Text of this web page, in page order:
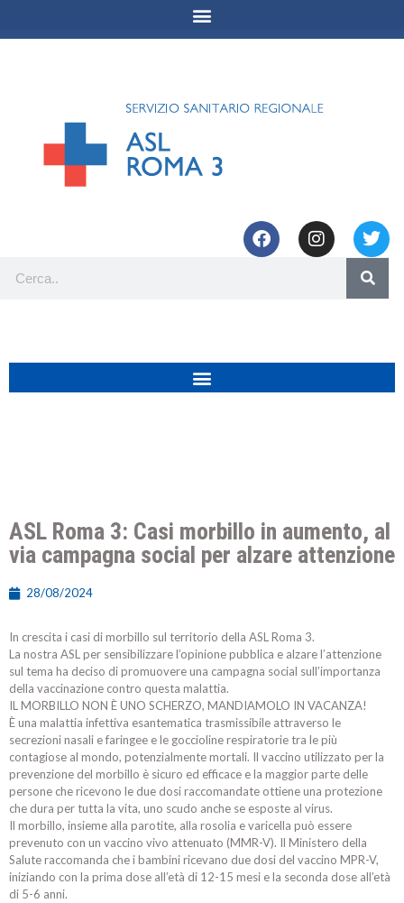
ASL Roma 3: Casi morbillo in aumento, al
via campagna social per alzare attenzione
28/08/2024
In crescita i casi di morbillo sul territorio della ASL Roma 3.
La nostra ASL per sensibilizzare l’opinione pubblica e alzare l’attenzione
sul tema ha deciso di promuovere una campagna social sull’importanza
della vaccinazione contro questa malattia.
IL MORBILLO NON È UNO SCHERZO, MANDIAMOLO IN VACANZA!
È una malattia infettiva esantematica trasmissibile attraverso le
secrezioni nasali e faringee e le goccioline respiratorie tra le più
contagiose al mondo, potenzialmente mortali. Il vaccino utilizzato per la
prevenzione del morbillo è sicuro ed efficace e la maggior parte delle
persone che ricevono le due dosi raccomandate ottiene una protezione
che dura per tutta la vita, uno scudo anche se esposte al virus.
Il morbillo, insieme alla parotite, alla rosolia e varicella può essere
prevenuto con un vaccino vivo attenuato (MMR-V). Il Ministero della
Salute raccomanda che i bambini ricevano due dosi del vaccino MPR-V,
iniziando con la prima dose all’età di 12-15 mesi e la seconda dose all’età
di 5-6 anni.